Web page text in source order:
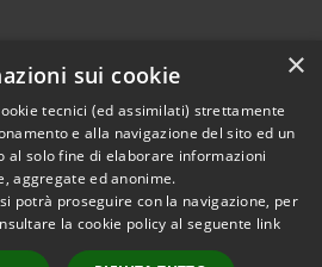
Copyright © 2026 • Comune di
×
sui cookie
tecnici (ed assimilati) strettamente
e alla navigazione del sito ed un
al solo fine di elaborare informazioni
aggregate ed anonime.
potrà proseguire con la navigazione, per
la cookie policy al seguente link